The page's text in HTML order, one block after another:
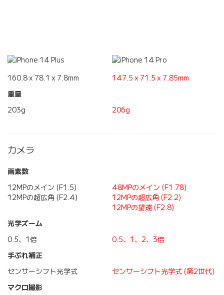
160.8 x 78.1 x 7.8mm
147.5 x 71.5 x 7.85mm
重量
203g
206g
カメラ
画素数
12MPのメイン (F1.5)
12MPの超広角 (F2.4)
48MPのメイン (F1.78)
12MPの超広角 (F2.2)
12MPの望遠 (F2.8)
光学ズーム
0.5、1倍
0.5、1、2、3倍
手ぶれ補正
センサーシフト光学式
センサーシフト光学式 (第2世代)
マクロ撮影